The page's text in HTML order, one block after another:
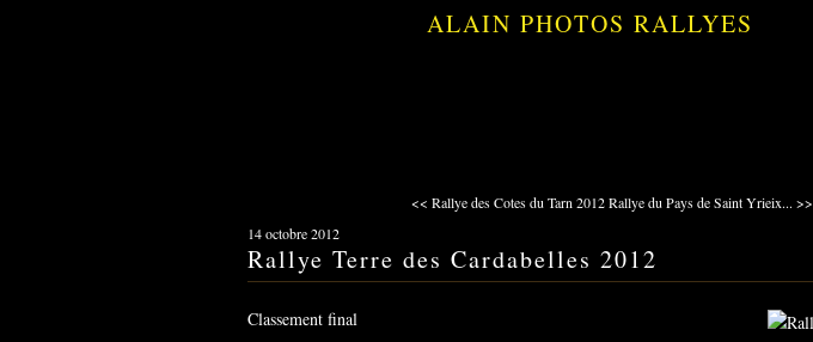
ALAIN PHOTOS RALLYES
<< Rallye des Cotes du Tarn 2012Rallye du Pays de Saint Yrieix... >>
14 octobre 2012
Rallye Terre des Cardabelles 2012
Classement final